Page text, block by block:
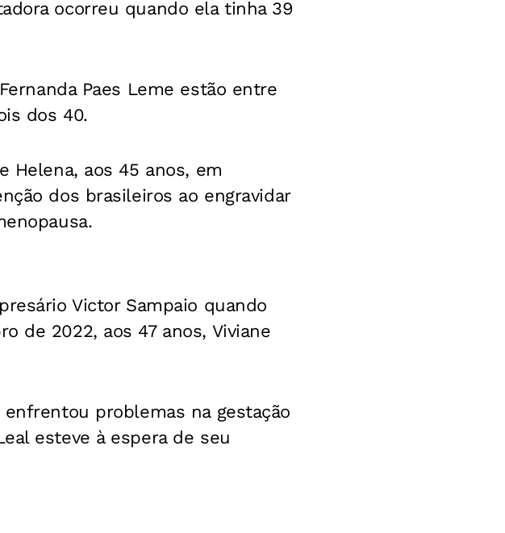
ocorreu quando ela tinha 39
Paes Leme estão entre
dos 40.
Helena, aos 45 anos, em
dos brasileiros ao engravidar
Victor Sampaio quando
de 2022, aos 47 anos, Viviane
enfrentou problemas na gestação
esteve à espera de seu